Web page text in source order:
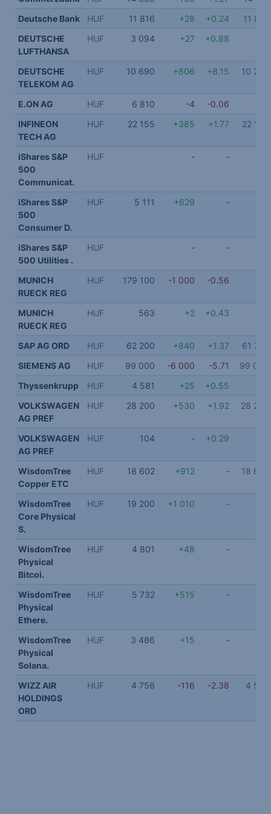
Deutsche Bank
HUF 11 816 +28 +0.24
11 816
DEUTSCHE
LUFTHANSA
HUF 3 094 +27 +0.88
DEUTSCHE
TELEKOM AG
HUF 10 690 +806 +8.15 10 280
E.ON AG HUF 6 810 -4
-0.06
INFINEON
TECH AG
HUF 22 155 +385 +1.77 22 155
iShares S&P
500
Communicat.
HUF - -
iShares S&P
500
Consumer D.
HUF 5 111 +629 -
iShares S&P
500 Utilities .
HUF - -
MUNICH
RUECK REG
HUF 179 100 -1 000 -0.56
MUNICH
RUECK REG
HUF 563 +2 +0.43
SAP AG ORD HUF 62 200 +840 +1.37
61 720
SIEMENS AG
HUF 99 000 -6 000 -5.71
99 000
Thyssenkrupp
HUF 4 581 +25
+0.55
VOLKSWAGEN
AG PREF
HUF 28 200 +530 +1.92 28 200
VOLKSWAGEN
AG PREF
HUF 104 - +0.29
WisdomTree
Copper ETC
HUF 18 602 +912 - 18 602
WisdomTree
Core Physical
S.
HUF 19 200 +1 010 -
WisdomTree
Physical
Bitcoi.
HUF 4 801 +48 -
WisdomTree
Physical
Ethere.
HUF 5 732 +515 -
WisdomTree
Physical
Solana.
HUF 3 486 +15 -
WIZZ AIR
HOLDINGS
ORD
HUF 4 756 -116 -2.38 4 582